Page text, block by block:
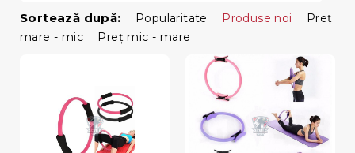
Sortează după: Popularitate Produse noi
Preţ
mare - mic
Preţ mic - mare